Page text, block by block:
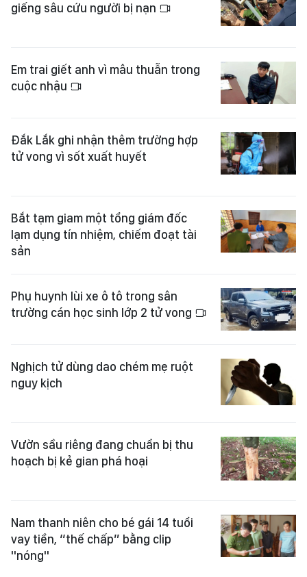
giếng sâu cứu người bị nạn
Em trai giết anh vì mâu thuẫn trong
cuộc nhậu
Đắk Lắk ghi nhận thêm trường hợp
tử vong vì sốt xuất huyết
Bắt tạm giam một tổng giám đốc
lạm dụng tín nhiệm, chiếm đoạt tài
sản
Phụ huynh lùi xe ô tô trong sân
trường cán học sinh lớp 2 tử vong
Nghịch tử dùng dao chém mẹ ruột
nguy kịch
Vườn sầu riêng đang chuẩn bị thu
hoạch bị kẻ gian phá hoại
Nam thanh niên cho bé gái 14 tuổi
vay tiền, “thế chấp” bằng clip
"nóng"